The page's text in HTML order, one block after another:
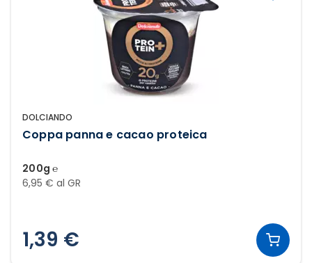
DOLCIANDO
Coppa panna e cacao proteica
200g ℮
6,95 € al GR
1,39 €